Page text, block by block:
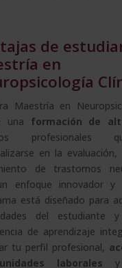
de
en
Maestría en
una formación de
profesionales
en la
de trastornos
enfoque innovador y
está diseñado para
del estudiante
de aprendizaje
tu perfil profesional,
laborales y